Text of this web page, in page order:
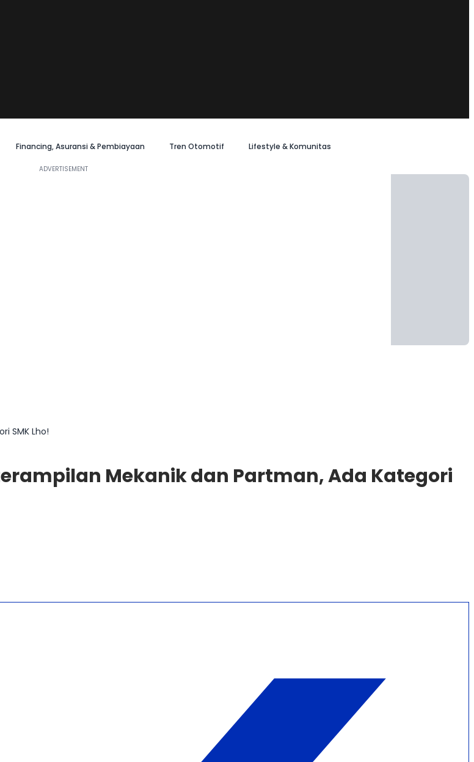
Financing, Asuransi & Pembiayaan Tren Otomotif Lifestyle & Komunitas
SMK Lho!
Mekanik dan Partman, Ada Kategori